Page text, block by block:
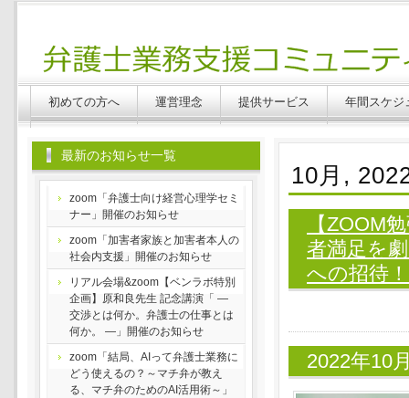
Benlabo
初めての方へ 運営理念 提供サービス 年間スケジ
10月,
【ZOOM
者満足を
への招待
2022年10
最新のお知らせ一覧
zoom「弁護士向け経営心理学セミ
ナー」開催のお知らせ
zoom「加害者家族と加害者本人の
社会内支援」開催のお知らせ
リアル会場&zoom【ベンラボ特別
企画】原和良先生 記念講演「 ―
交渉とは何か。弁護士の仕事とは
何か。 ―」開催のお知らせ
zoom「結局、AIって弁護士業務に
どう使えるの？～マチ弁が教え
る、マチ弁のためのAI活用術～」